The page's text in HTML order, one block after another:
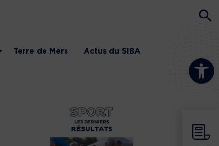
Ouvrir la
Terre de Mers Actus du SIBA